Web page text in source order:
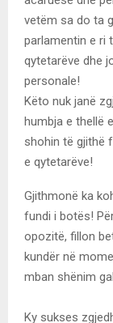
vetëm sa do ta
parlamentin e ri
qytetarëve dhe
personale!
Këto nuk janë
humbja e thellë
shohin të gjithë
e qytetarëve!
Gjithmonë ka
fundi i botës!
opozitë, fillon
kundër në
mban shënim
Ky sukses